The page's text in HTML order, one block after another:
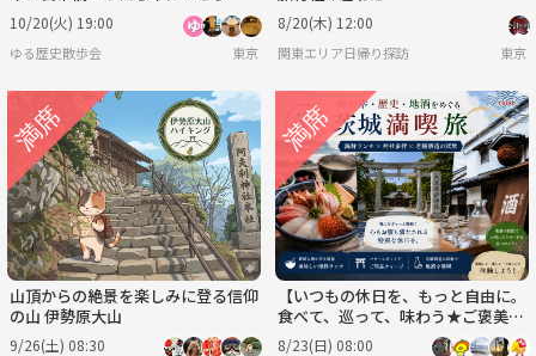
10/20(火) 19:00
ゆる歴史散歩会 東京
8/20(木) 12:00
関東エリア日帰り探訪 東京
山頂からの絶景を楽しみに登る信仰
の山 伊勢原大山
9/26(土) 08:30
【いつもの休日を、もっと自由に。
食べて、巡って、味わう★ご褒美ド
ライブツアー🚘️】
8/23(日) 08:00